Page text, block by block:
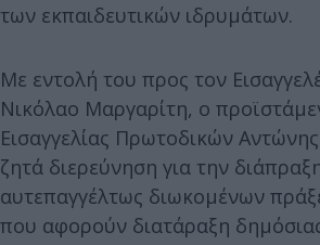
των εκπαιδευτικών ιδρυμάτων.
Με εντολή του προς τον
Νικόλαο Μαργαρίτη, ο
Εισαγγελίας Πρωτοδικών
ζητά διερεύνηση για την
αυτεπαγγέλτως διωκομένων
που αφορούν διατάραξη